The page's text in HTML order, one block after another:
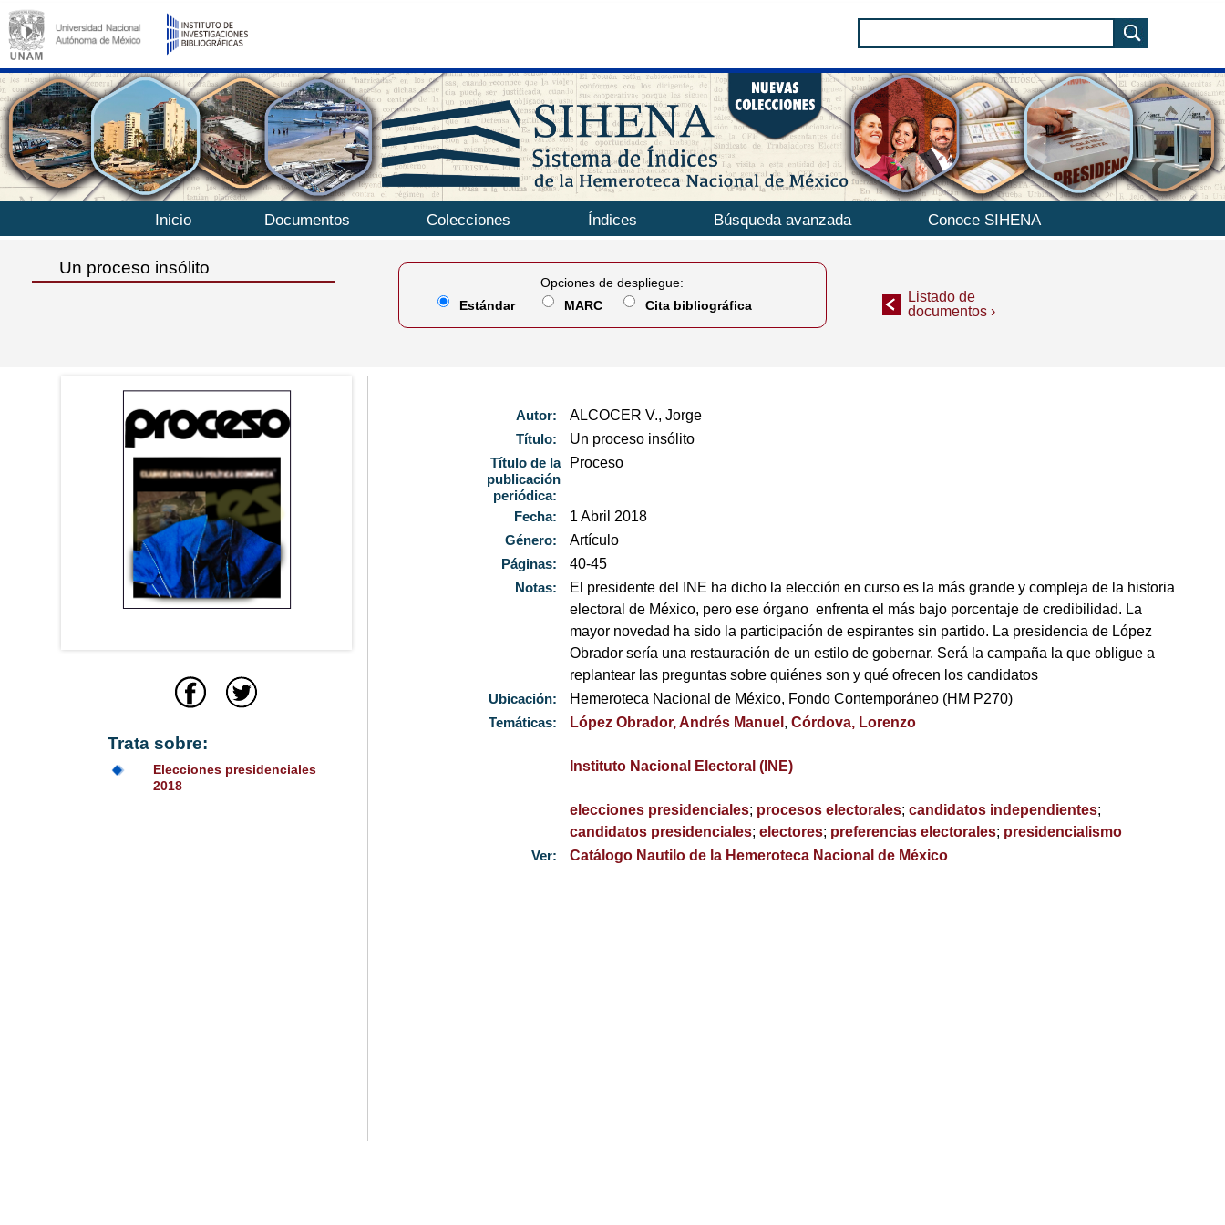
Inicio Documentos Colecciones Índices Búsqueda avanzada Conoce SIHENA
Un proceso insólito
Listado de
documentos ›
Opciones de despliegue:
Estándar
MARC Cita bibliográfica
Trata sobre:
Elecciones presidenciales
2018
Autor:
ALCOCER V., Jorge
Título:
Un proceso insólito
Título de la
publicación
periódica:
Proceso
Fecha:
1 Abril 2018
Género:
Artículo
Páginas:
40-45
Notas:
El presidente del INE ha dicho la elección en curso es la más grande y compleja de la historia
electoral de México, pero ese órgano enfrenta el más bajo porcentaje de credibilidad. La
mayor novedad ha sido la participación de espirantes sin partido. La presidencia de López
Obrador sería una restauración de un estilo de gobernar. Será la campaña la que obligue a
replantear las preguntas sobre quiénes son y qué ofrecen los candidatos
Ubicación:
Hemeroteca Nacional de México, Fondo Contemporáneo (HM P270)
Temáticas:
López Obrador, Andrés Manuel ,Córdova, Lorenzo
Instituto Nacional Electoral (INE)
elecciones presidenciales; procesos electorales;candidatos independientes;
candidatos presidenciales;electores; preferencias electorales; presidencialismo
Ver:
Catálogo Nautilo de la Hemeroteca Nacional de México